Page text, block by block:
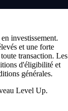
investissement.
et une forte
transaction. Les
d'éligibilité et
générales.
Level Up.